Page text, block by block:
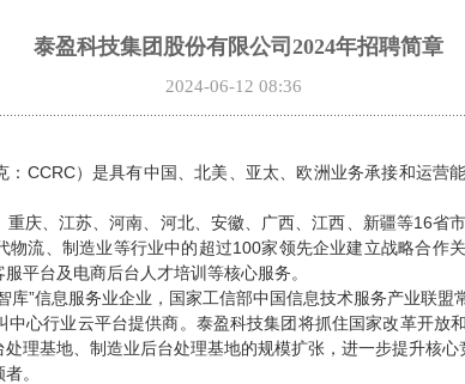
泰盈科技集团股份有限公司2024年招聘简章
2024-06-12 08:36
CCRC）是具有中国、北美、亚太、欧洲业务承接和运营
庆、江苏、河南、河北、安徽、广西、江西、新疆等16省
物流、制造业等行业中的超过100家领先企业建立战略合作
平台及电商后台人才培训等核心服务。
库”信息服务业企业，国家工信部中国信息技术服务产业联
心行业云平台提供商。泰盈科技集团将抓住国家改革开放
理基地、制造业后台处理基地的规模扩张，进一步提升核心
。